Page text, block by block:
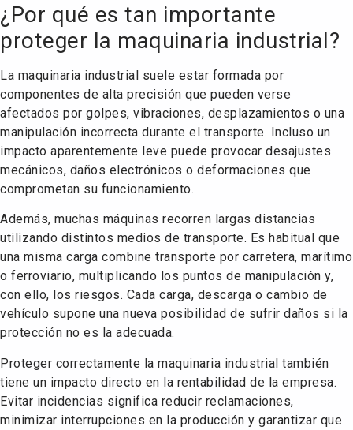
¿Por qué es tan importante
proteger la maquinaria industrial?
La maquinaria industrial suele estar formada por
componentes de alta precisión que pueden verse
afectados por golpes, vibraciones, desplazamientos o una
manipulación incorrecta durante el transporte. Incluso un
impacto aparentemente leve puede provocar desajustes
mecánicos, daños electrónicos o deformaciones que
comprometan su funcionamiento.
Además, muchas máquinas recorren largas distancias
utilizando distintos medios de transporte. Es habitual que
una misma carga combine transporte por carretera, marítimo
o ferroviario, multiplicando los puntos de manipulación y,
con ello, los riesgos. Cada carga, descarga o cambio de
vehículo supone una nueva posibilidad de sufrir daños si la
protección no es la adecuada.
Proteger correctamente la maquinaria industrial también
tiene un impacto directo en la rentabilidad de la empresa.
Evitar incidencias significa reducir reclamaciones,
minimizar interrupciones en la producción y garantizar que